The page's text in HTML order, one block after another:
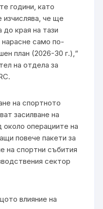
години, като
изчислява, че ще
края на тази
само по-
план (2026-30 г.),“
на отдела за
на спортното
засилване на
около операциите на
повече пакети за
на спортни събития
сектор
влияние на